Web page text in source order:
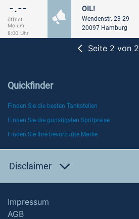
-.--
öffnet
Mo um
8:00 Uhr
OIL!
Wendenstr. 23-29
20097 Hamburg
Seite 2 von 2
Quickfinder
Finden Sie die besten Tankstellen
Finden Sie die günstigsten Spritpreise
Finden Sie Ihre bevorzugte Marke
Disclaimer
Impressum
AGB